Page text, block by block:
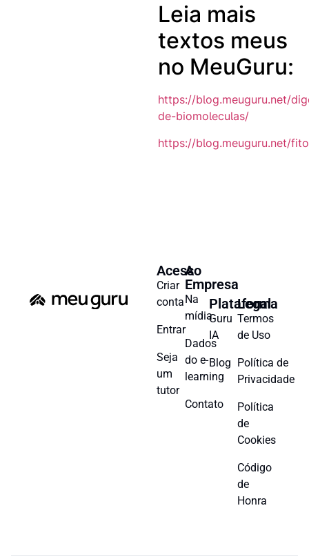
Leia mais
textos meus
no MeuGuru:
https://blog.meuguru.net/
de-biomoleculas/
https://blog.meuguru.net/
Acesso
Criar
conta
Entrar
Seja
um
tutor
A
Empresa
Na
mídia
Dados
do e-
learning
Contato
Plataforma
Guru
IA
Blog
Legal
Termos
de Uso
Política de
Privacidade
Política
de
Cookies
Código
de
Honra